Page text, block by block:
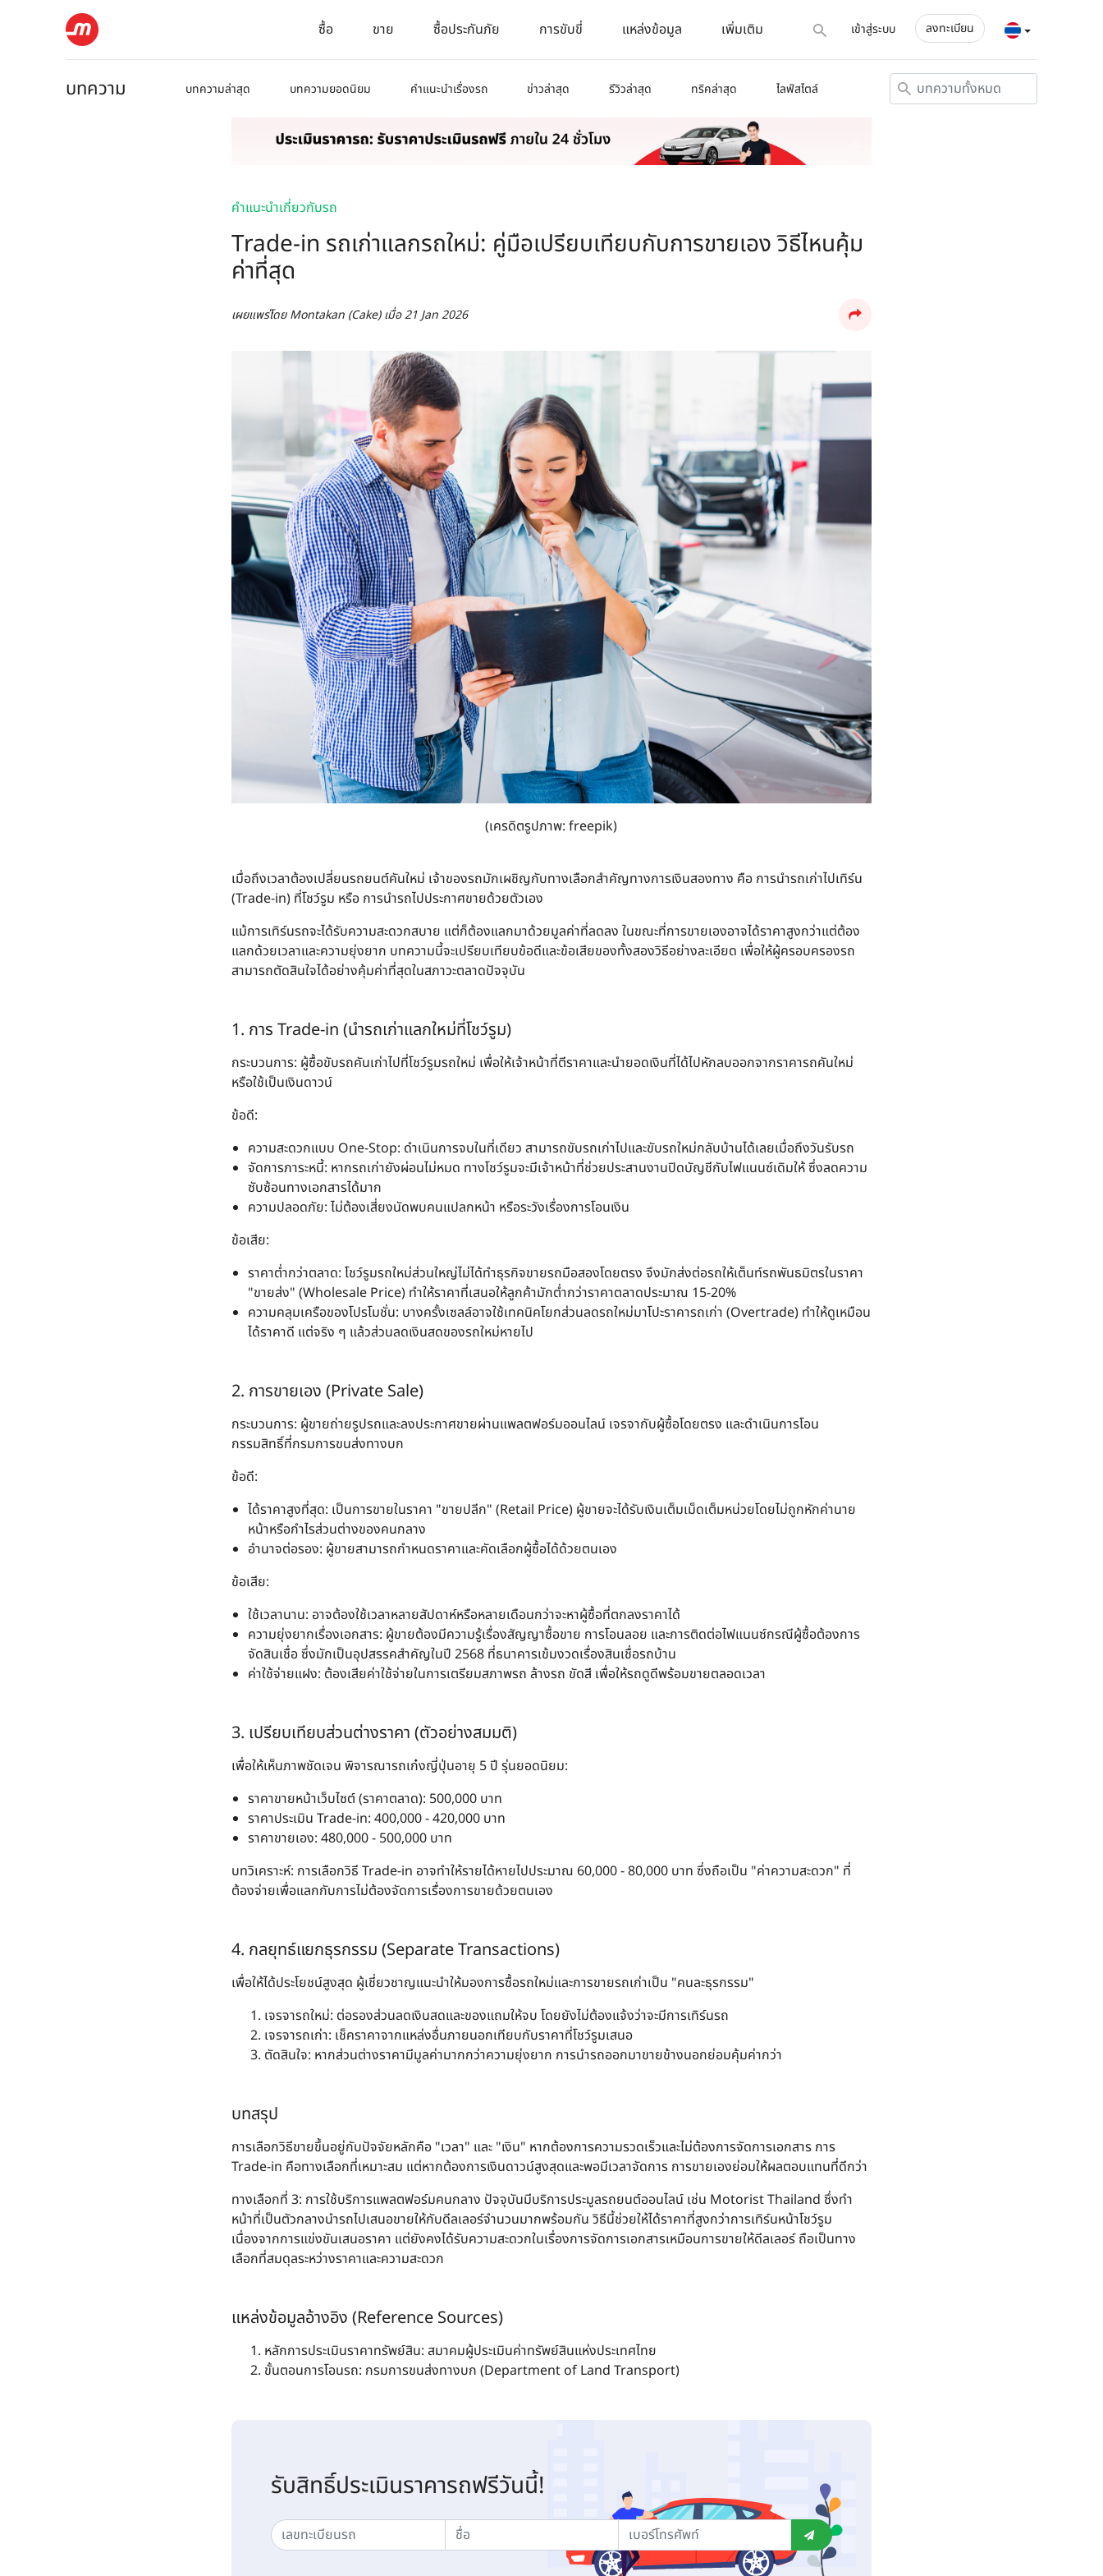
ซื้อ ขาย ซื้อประกันภัย การขับขี่ แหล่งข้อมูล เพิ่มเติม เข้าสู่ระบบ ลงทะเบียน
บทความ บทความล่าสุด บทความยอดนิยม คำแนะนำเรื่องรถ ข่าวล่าสุด รีวิวล่าสุด ทริคล่าสุด ไลฟ์สไตล์
คำแนะนำเกี่ยวกับรถ
Trade-in รถเก่าแลกรถใหม่: คู่มือเปรียบเทียบกับการขายเอง วิธีไหนคุ้ม
ค่าที่สุด
เผยแพร่โดยMontakan (Cake) เมื่อ21 Jan 2026
(เครดิตรูปภาพ: freepik)
เมื่อถึงเวลาต้องเปลี่ยนรถยนต์คันใหม่ เจ้าของรถมักเผชิญกับทางเลือกสำคัญทางการเงินสองทาง คือ การนำรถเก่าไปเทิร์น
(Trade-in) ที่โชว์รูม หรือ การนำรถไปประกาศขายด้วยตัวเอง
แม้การเทิร์นรถจะได้รับความสะดวกสบาย แต่ก็ต้องแลกมาด้วยมูลค่าที่ลดลง ในขณะที่การขายเองอาจได้ราคาสูงกว่าแต่ต้อง
แลกด้วยเวลาและความยุ่งยาก บทความนี้จะเปรียบเทียบข้อดีและข้อเสียของทั้งสองวิธีอย่างละเอียด เพื่อให้ผู้ครอบครองรถ
สามารถตัดสินใจได้อย่างคุ้มค่าที่สุดในสภาวะตลาดปัจจุบัน
1. การ Trade-in (นำรถเก่าแลกใหม่ที่โชว์รูม)
กระบวนการ: ผู้ซื้อขับรถคันเก่าไปที่โชว์รูมรถใหม่ เพื่อให้เจ้าหน้าที่ตีราคาและนำยอดเงินที่ได้ไปหักลบออกจากราคารถคันใหม่
หรือใช้เป็นเงินดาวน์
ข้อดี:
ความสะดวกแบบ One-Stop: ดำเนินการจบในที่เดียว สามารถขับรถเก่าไปและขับรถใหม่กลับบ้านได้เลยเมื่อถึงวันรับรถ
จัดการภาระหนี้: หากรถเก่ายังผ่อนไม่หมด ทางโชว์รูมจะมีเจ้าหน้าที่ช่วยประสานงานปิดบัญชีกับไฟแนนซ์เดิมให้ ซึ่งลดความ
ซับซ้อนทางเอกสารได้มาก
ความปลอดภัย: ไม่ต้องเสี่ยงนัดพบคนแปลกหน้า หรือระวังเรื่องการโอนเงิน
ข้อเสีย:
ราคาต่ำกว่าตลาด: โชว์รูมรถใหม่ส่วนใหญ่ไม่ได้ทำธุรกิจขายรถมือสองโดยตรง จึงมักส่งต่อรถให้เต็นท์รถพันธมิตรในราคา
"ขายส่ง" (Wholesale Price) ทำให้ราคาที่เสนอให้ลูกค้ามักต่ำกว่าราคาตลาดประมาณ 15-20%
ความคลุมเครือของโปรโมชั่น: บางครั้งเซลล์อาจใช้เทคนิคโยกส่วนลดรถใหม่มาโปะราคารถเก่า (Overtrade) ทำให้ดูเหมือน
ได้ราคาดี แต่จริง ๆ แล้วส่วนลดเงินสดของรถใหม่หายไป
2. การขายเอง (Private Sale)
กระบวนการ: ผู้ขายถ่ายรูปรถและลงประกาศขายผ่านแพลตฟอร์มออนไลน์ เจรจากับผู้ซื้อโดยตรง และดำเนินการโอน
กรรมสิทธิ์ที่กรมการขนส่งทางบก
ข้อดี:
ได้ราคาสูงที่สุด: เป็นการขายในราคา "ขายปลีก" (Retail Price) ผู้ขายจะได้รับเงินเต็มเม็ดเต็มหน่วยโดยไม่ถูกหักค่านาย
หน้าหรือกำไรส่วนต่างของคนกลาง
อำนาจต่อรอง: ผู้ขายสามารถกำหนดราคาและคัดเลือกผู้ซื้อได้ด้วยตนเอง
ข้อเสีย:
ใช้เวลานาน: อาจต้องใช้เวลาหลายสัปดาห์หรือหลายเดือนกว่าจะหาผู้ซื้อที่ตกลงราคาได้
ความยุ่งยากเรื่องเอกสาร: ผู้ขายต้องมีความรู้เรื่องสัญญาซื้อขาย การโอนลอย และการติดต่อไฟแนนซ์กรณีผู้ซื้อต้องการ
จัดสินเชื่อ ซึ่งมักเป็นอุปสรรคสำคัญในปี 2568 ที่ธนาคารเข้มงวดเรื่องสินเชื่อรถบ้าน
ค่าใช้จ่ายแฝง: ต้องเสียค่าใช้จ่ายในการเตรียมสภาพรถ ล้างรถ ขัดสี เพื่อให้รถดูดีพร้อมขายตลอดเวลา
3. เปรียบเทียบส่วนต่างราคา (ตัวอย่างสมมติ)
เพื่อให้เห็นภาพชัดเจน พิจารณารถเก๋งญี่ปุ่นอายุ 5 ปี รุ่นยอดนิยม:
ราคาขายหน้าเว็บไซต์ (ราคาตลาด): 500,000 บาท
ราคาประเมิน Trade-in: 400,000 - 420,000 บาท
ราคาขายเอง: 480,000 - 500,000 บาท
บทวิเคราะห์: การเลือกวิธี Trade-in อาจทำให้รายได้หายไปประมาณ 60,000 - 80,000 บาท ซึ่งถือเป็น "ค่าความสะดวก" ที่
ต้องจ่ายเพื่อแลกกับการไม่ต้องจัดการเรื่องการขายด้วยตนเอง
4. กลยุทธ์แยกธุรกรรม (Separate Transactions)
เพื่อให้ได้ประโยชน์สูงสุด ผู้เชี่ยวชาญแนะนำให้มองการซื้อรถใหม่และการขายรถเก่าเป็น "คนละธุรกรรม"
เจรจารถใหม่: ต่อรองส่วนลดเงินสดและของแถมให้จบ โดยยังไม่ต้องแจ้งว่าจะมีการเทิร์นรถ
เจรจารถเก่า: เช็คราคาจากแหล่งอื่นภายนอกเทียบกับราคาที่โชว์รูมเสนอ
ตัดสินใจ: หากส่วนต่างราคามีมูลค่ามากกว่าความยุ่งยาก การนำรถออกมาขายข้างนอกย่อมคุ้มค่ากว่า
บทสรุป
การเลือกวิธีขายขึ้นอยู่กับปัจจัยหลักคือ "เวลา" และ "เงิน" หากต้องการความรวดเร็วและไม่ต้องการจัดการเอกสาร การ
Trade-in คือทางเลือกที่เหมาะสม แต่หากต้องการเงินดาวน์สูงสุดและพอมีเวลาจัดการ การขายเองย่อมให้ผลตอบแทนที่ดีกว่า
ทางเลือกที่ 3: การใช้บริการแพลตฟอร์มคนกลาง ปัจจุบันมีบริการประมูลรถยนต์ออนไลน์ เช่น Motorist Thailand ซึ่งทำ
หน้าที่เป็นตัวกลางนำรถไปเสนอขายให้กับดีลเลอร์จำนวนมากพร้อมกัน วิธีนี้ช่วยให้ได้ราคาที่สูงกว่าการเทิร์นหน้าโชว์รูม
เนื่องจากการแข่งขันเสนอราคา แต่ยังคงได้รับความสะดวกในเรื่องการจัดการเอกสารเหมือนการขายให้ดีลเลอร์ ถือเป็นทาง
เลือกที่สมดุลระหว่างราคาและความสะดวก
แหล่งข้อมูลอ้างอิง (Reference Sources)
หลักการประเมินราคาทรัพย์สิน: สมาคมผู้ประเมินค่าทรัพย์สินแห่งประเทศไทย
ขั้นตอนการโอนรถ: กรมการขนส่งทางบก (Department of Land Transport)
รับสิทธิ์ประเมินราคารถฟรีวันนี้!